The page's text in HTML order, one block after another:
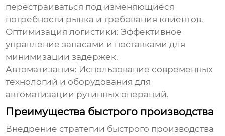
перестраиваться под изменяющиеся
потребности рынка и требования клиентов.
Оптимизация логистики: Эффективное
управление запасами и поставками для
минимизации задержек.
Автоматизация: Использование современных
технологий и оборудования для
автоматизации рутинных операций.
Преимущества быстрого производства
Внедрение стратегии быстрого производства